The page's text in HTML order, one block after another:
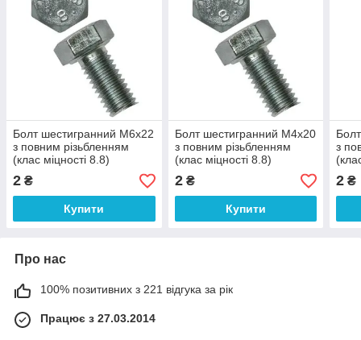
Болт шестигранний М6х22
з повним різьбленням
(клас міцності 8.8)
2 ₴
Купити
Болт шестигранний М4х20
з повним різьбленням
(клас міцності 8.8)
2₴
Купити
з
2 ₴
Про нас
100% позитивних з 221 відгука за рік
Працює з 27.03.2014